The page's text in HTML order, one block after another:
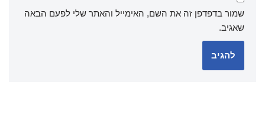
שמור בדפדפן זה את השם, האימייל והאתר שלי לפעם הבאה
שאגיב.